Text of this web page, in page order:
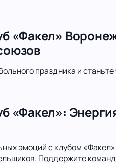
«Факел»
праздника и
«Факел»:
эмоций с клубом
Поддержите